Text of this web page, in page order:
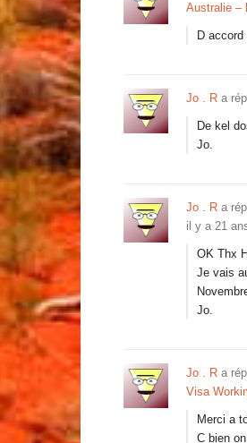
Australie –
D
Jo . R a
De kel
Jo.
Jo . R a
il y a 21
OK Thx
Je vais
Jo.
Jo . R a
Visa
Merci a
C bien